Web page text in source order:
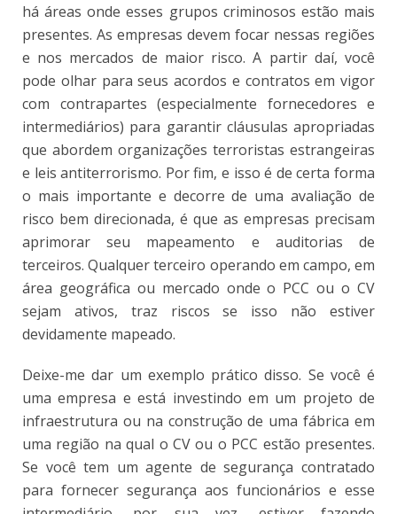
há áreas onde esses grupos criminosos estão mais
presentes. As empresas devem focar nessas regiões
e nos mercados de maior risco. A partir daí, você
pode olhar para seus acordos e contratos em vigor
com contrapartes (especialmente fornecedores e
intermediários) para garantir cláusulas apropriadas
que abordem organizações terroristas estrangeiras
e leis antiterrorismo. Por fim, e isso é de certa forma
o mais importante e decorre de uma avaliação de
risco bem direcionada, é que as empresas precisam
aprimorar seu mapeamento e auditorias de
terceiros. Qualquer terceiro operando em campo, em
área geográfica ou mercado onde o PCC ou o CV
sejam ativos, traz riscos se isso não estiver
devidamente mapeado.
Deixe-me dar um exemplo prático disso. Se você é
uma empresa e está investindo em um projeto de
infraestrutura ou na construção de uma fábrica em
uma região na qual o CV ou o PCC estão presentes.
Se você tem um agente de segurança contratado
para fornecer segurança aos funcionários e esse